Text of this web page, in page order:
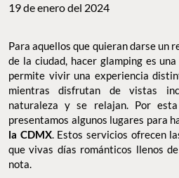
19 de enero del 2024
Para aquellos que quieran darse un
de la ciudad, hacer glamping es
permite vivir una experiencia
mientras disfrutan de vistas
naturaleza y se relajan. Por
presentamos algunos lugares para
la CDMX. Estos servicios ofrecen
que vivas días románticos llenos
nota.